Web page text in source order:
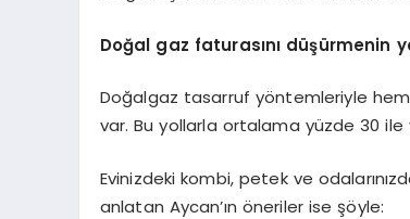
Doğal gaz faturasını düşürmenin
Doğalgaz tasarruf yöntemleriyle hem
var. Bu yollarla ortalama yüzde 30
Evinizdeki kombi, petek ve
anlatan Aycan’ın öneriler ise şöyle: